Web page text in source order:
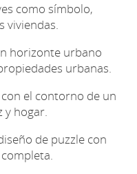
como símbolo,
viviendas.
horizonte urbano
urbanas.
el contorno de un
y hogar.
de puzzle con